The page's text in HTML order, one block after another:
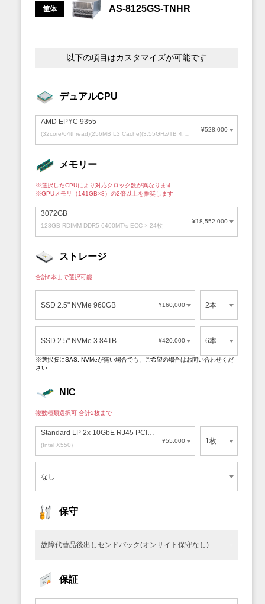
筐体 AS-8125GS-TNHR
以下の項目はカスタマイズが可能です
デュアルCPU
AMD EPYC 9355
¥528,000
メモリー
※選択したCPUにより対応クロック数が異なります
※GPUメモリ
（141GB×8） の2倍以上を推奨します
3072GB
128GB RDIMM DDR5-6400MT/s ECC × 24枚
¥18,552,000
ストレージ
合計8本まで選択可能
SSD 2.5" NVMe 960GB ¥160,000 2本
SSD 2.5" NVMe 3.84TB ¥420,000 6本
※選択肢にSAS, NVMeが無い場合でも、ご希望の場合はお問い合わせくだ
さい
NIC
複数種類選択可 合計2枚まで
Standard LP 2x 10GbE RJ45 PCI-E x8
(Intel X550)
¥55,000 1枚
なし
保守
故障代替品後出しセンドバック(オンサイト保守なし)
保証